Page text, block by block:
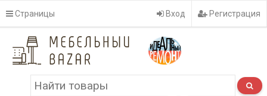
Страницы Вход Регистрация